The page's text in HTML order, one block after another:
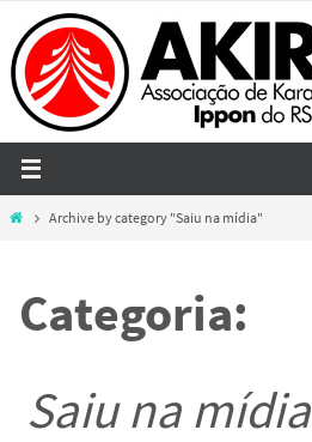
to
content
HomeArchive by category "Saiu na mídia"
Categoria:
Saiu na mídia